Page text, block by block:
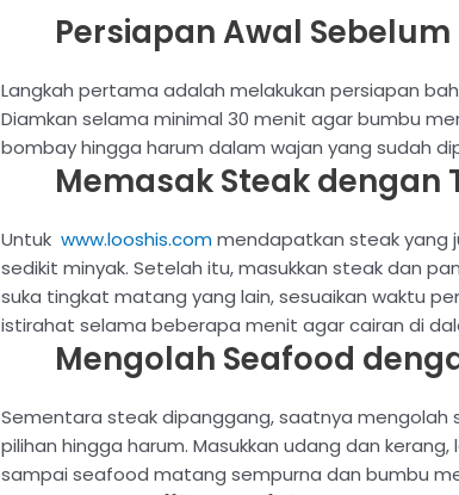
Persiapan Awal
Langkah pertama adalah melakukan persiapan
Diamkan selama minimal 30 menit agar bumbu
bombay hingga harum dalam wajan yang sudah
Memasak Steak dengan
Untukwww.looshis.commendapatkan steak yang
sedikit minyak. Setelah itu, masukkan steak dan
suka tingkat matang yang lain, sesuaikan waktu
istirahat selama beberapa menit agar cairan di
Mengolah Seafood
Sementara steak dipanggang, saatnya
pilihan hingga harum. Masukkan udang dan
sampai seafood matang sempurna dan bumbu